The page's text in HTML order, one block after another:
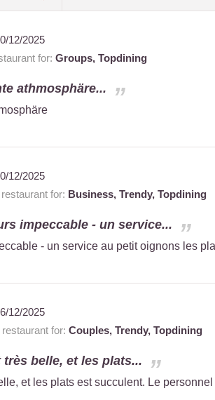
12/2025
for: Groups, Topdining
athmosphäre...
12/2025
for: Business, Trendy, Topdining
impeccable - un service...
- un service au petit oignons les
12/2025
for: Couples, Trendy, Topdining
belle, et les plats...
et les plats est succulent. Le